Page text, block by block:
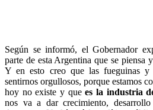
Según se informó, el Gobernador
parte de esta Argentina que se piensa
Y en esto creo que las fueguinas y
sentirnos orgullosos, porque estamos
hoy no existe y quees la industria
nos va a dar crecimiento,